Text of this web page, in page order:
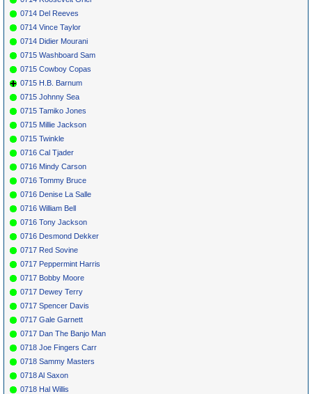
0714 Del Reeves
0714 Vince Taylor
0714 Didier Mourani
0715 Washboard Sam
0715 Cowboy Copas
0715 H.B. Barnum
0715 Johnny Sea
0715 Tamiko Jones
0715 Millie Jackson
0715 Twinkle
0716 Cal Tjader
0716 Mindy Carson
0716 Tommy Bruce
0716 Denise La Salle
0716 William Bell
0716 Tony Jackson
0716 Desmond Dekker
0717 Red Sovine
0717 Peppermint Harris
0717 Bobby Moore
0717 Dewey Terry
0717 Spencer Davis
0717 Gale Garnett
0717 Dan The Banjo Man
0718 Joe Fingers Carr
0718 Sammy Masters
0718 Al Saxon
0718 Hal Willis